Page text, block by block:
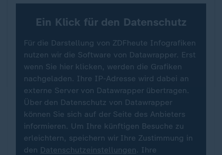
Ein Klick für den Datenschutz
Für die Darstellung von ZDFheute Infografiken
nutzen wir die Software von Datawrapper. Erst
wenn Sie hier klicken, werden die Grafiken
nachgeladen. Ihre IP-Adresse wird dabei an
externe Server von Datawrapper übertragen.
Über den Datenschutz von Datawrapper
können Sie sich auf der Seite des Anbieters
informieren. Um Ihre künftigen Besuche zu
erleichtern, speichern wir Ihre Zustimmung in
den Datenschutzeinstellungen. Ihre